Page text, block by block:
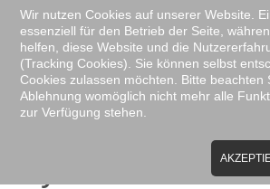
Zum Hauptinhalt springen
Der
Gymnasium
Wir nutzen Cookies auf unserer Website.
essenziell für den Betrieb der Seite,
helfen, diese Website und die
(Tracking Cookies). Sie können selbst
Cookies zulassen möchten. Bitte beachten
Ablehnung womöglich nicht mehr alle
zur Verfügung stehen.